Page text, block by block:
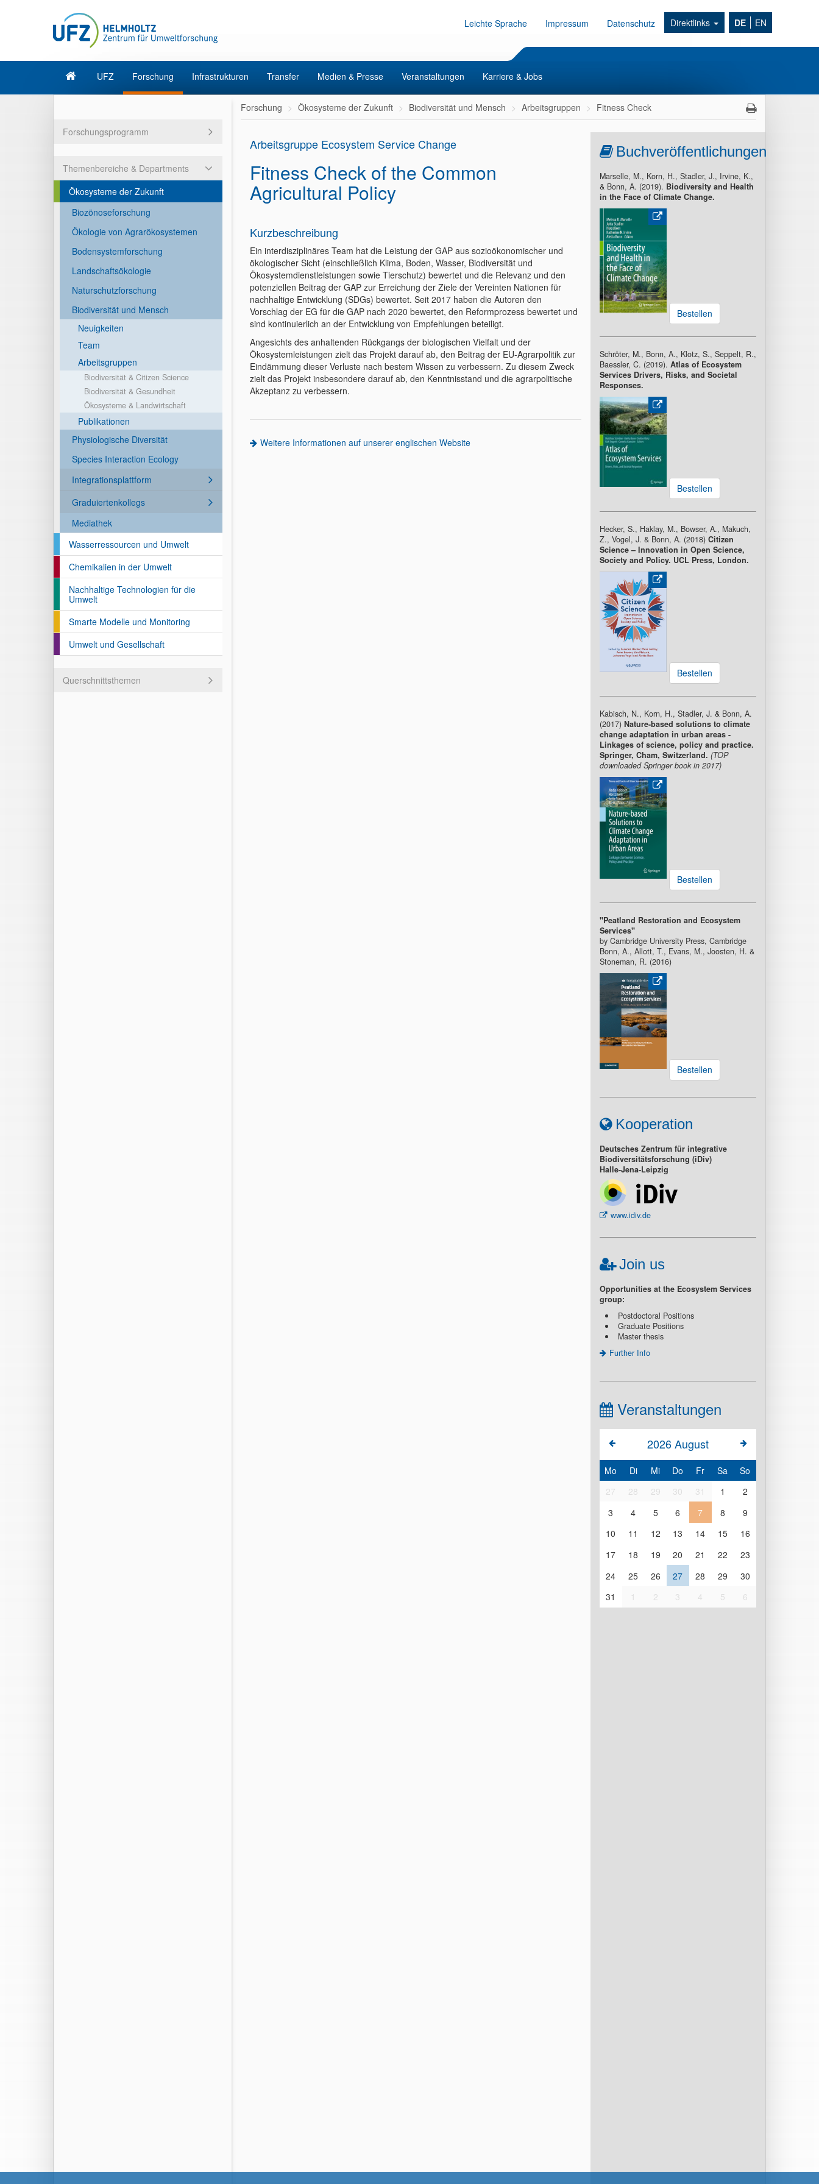
Leichte Sprache Impressum Datenschutz Direktlinks DE EN
UFZ Forschung Infrastrukturen Transfer Medien & Presse Veranstaltungen Karriere & Jobs
Forschungsprogramm
Themenbereiche & Departments
Ökosysteme der Zukunft
Biozönoseforschung
Ökologie von Agrarökosystemen
Bodensystemforschung
Landschaftsökologie
Naturschutzforschung
Biodiversität und Mensch
Neuigkeiten
Team
Arbeitsgruppen
Biodiversität & Citizen Science
Biodiversität & Gesundheit
Ökosysteme & Landwirtschaft
Publikationen
Physiologische Diversität
Species Interaction Ecology
Integrationsplattform
Graduiertenkollegs
Mediathek
Wasserressourcen und Umwelt
Chemikalien in der Umwelt
Nachhaltige Technologien für die
Umwelt
Smarte Modelle und Monitoring
Umwelt und Gesellschaft
Querschnittsthemen
Forschung Ökosysteme der Zukunft Biodiversität und Mensch Arbeitsgruppen Fitness Check
Arbeitsgruppe Ecosystem Service Change
Fitness Check of the Common
Agricultural Policy
Kurzbeschreibung
Ein interdisziplinäres Team hat die Leistung der GAP aus sozioökonomischer und
ökologischer Sicht (einschließlich Klima, Boden, Wasser, Biodiversität und
Ökosystemdienstleistungen sowie Tierschutz) bewertet und die Relevanz und den
potenziellen Beitrag der GAP zur Erreichung der Ziele der Vereinten Nationen für
nachhaltige Entwicklung (SDGs) bewertet. Seit 2017 haben die Autoren den
Vorschlag der EG für die GAP nach 2020 bewertet, den Reformprozess bewertet und
sind kontinuierlich an der Entwicklung von Empfehlungen beteiligt.
Angesichts des anhaltenden Rückgangs der biologischen Vielfalt und der
Ökosystemleistungen zielt das Projekt darauf ab, den Beitrag der EU-Agrarpolitik zur
Eindämmung dieser Verluste nach bestem Wissen zu verbessern. Zu diesem Zweck
zielt das Projekt insbesondere darauf ab, den Kenntnisstand und die agrarpolitische
Akzeptanz zu verbessern.
Weitere Informationen auf unserer englischen Website
Buchveröffentlichungen
Marselle, M., Korn, H., Stadler, J., Irvine, K.,
& Bonn, A. (2019). Biodiversity and Health
in the Face of Climate Change.
Bestellen
Schröter, M., Bonn, A., Klotz, S., Seppelt, R.,
Baessler, C. (2019). Atlas of Ecosystem
Services Drivers, Risks, and Societal
Responses.
Bestellen
Hecker, S., Haklay, M., Bowser, A., Makuch,
Z., Vogel, J. & Bonn, A. (2018)Citizen
Science – Innovation in Open Science,
Society and Policy. UCL Press, London.
Bestellen
Kabisch, N., Korn, H., Stadler, J. & Bonn, A.
(2017) Nature-based solutions to climate
change adaptation in urban areas -
Linkages of science, policy and practice.
Springer, Cham, Switzerland. (TOP
downloaded Springer book in 2017)
Bestellen
"Peatland Restoration and Ecosystem
Services"
by Cambridge University Press, Cambridge
Bonn, A., Allott, T., Evans, M., Joosten, H. &
Stoneman, R. (2016)
Bestellen
Kooperation
Deutsches Zentrum für integrative
Biodiversitätsforschung (iDiv)
Halle-Jena-Leipzig
www.idiv.de
Join us
Opportunities at the Ecosystem Services
group:
Postdoctoral Positions
Graduate Positions
Master thesis
Further Info
Veranstaltungen
2026August
Mo Di Mi Do Fr Sa
So
27
28 29 30 31 1
2
3
4 5 6 7 8
9
10
11 12 13 14 15
16
17
18 19 20 21 22
23
24
25 26 27 28 29
30
31
1 2 3 4 5 6